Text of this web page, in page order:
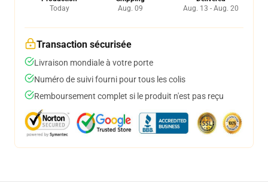
Today
Aug. 09
Aug. 13 - Aug. 20
Transaction sécurisée
Livraison mondiale à votre porte
Numéro de suivi fourni pour tous les colis
Remboursement complet si le produit n'est pas reçu